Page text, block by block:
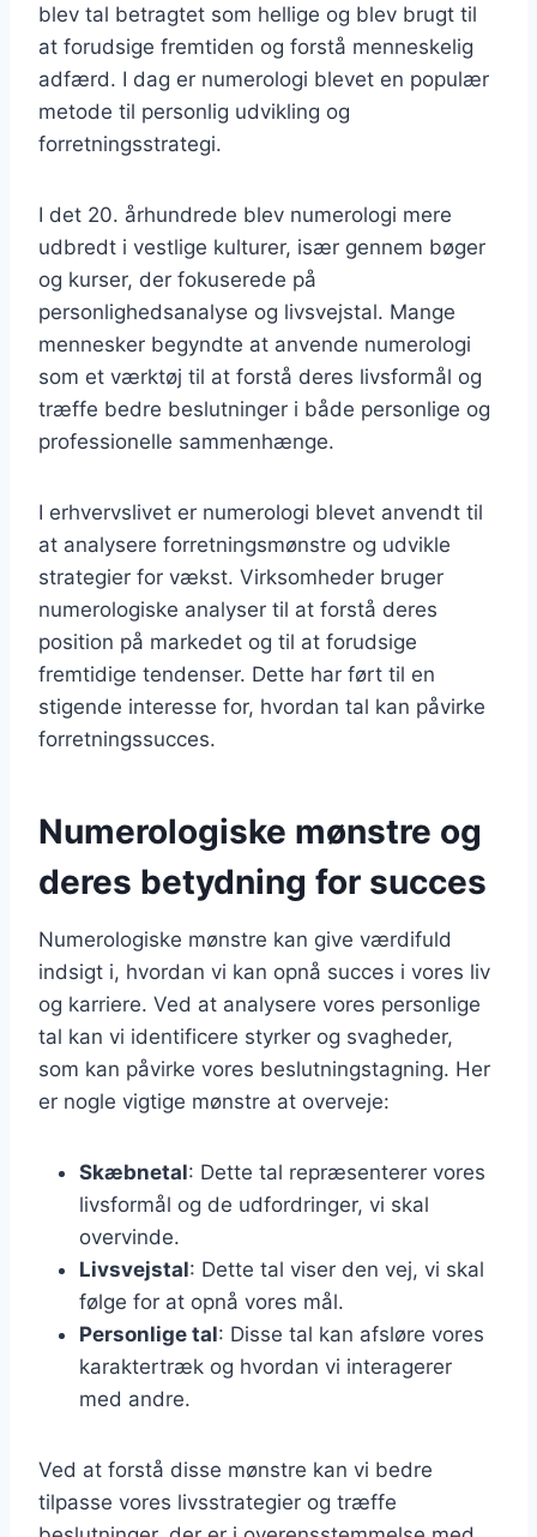
blev tal betragtet som hellige og blev brugt til
at forudsige fremtiden og forstå menneskelig
adfærd. I dag er numerologi blevet en populær
metode til personlig udvikling og
forretningsstrategi.
I det 20. århundrede blev numerologi mere
udbredt i vestlige kulturer, især gennem bøger
og kurser, der fokuserede på
personlighedsanalyse og livsvejstal. Mange
mennesker begyndte at anvende numerologi
som et værktøj til at forstå deres livsformål og
træffe bedre beslutninger i både personlige og
professionelle sammenhænge.
I erhvervslivet er numerologi blevet anvendt til
at analysere forretningsmønstre og udvikle
strategier for vækst. Virksomheder bruger
numerologiske analyser til at forstå deres
position på markedet og til at forudsige
fremtidige tendenser. Dette har ført til en
stigende interesse for, hvordan tal kan påvirke
forretningssucces.
Numerologiske mønstre og
deres betydning for succes
Numerologiske mønstre kan give værdifuld
indsigt i, hvordan vi kan opnå succes i vores liv
og karriere. Ved at analysere vores personlige
tal kan vi identificere styrker og svagheder,
som kan påvirke vores beslutningstagning. Her
er nogle vigtige mønstre at overveje:
Skæbnetal: Dette tal repræsenterer vores
livsformål og de udfordringer, vi skal
overvinde.
Livsvejstal: Dette tal viser den vej, vi skal
følge for at opnå vores mål.
Personlige tal: Disse tal kan afsløre vores
karaktertræk og hvordan vi interagerer
med andre.
Ved at forstå disse mønstre kan vi bedre
tilpasse vores livsstrategier og træffe